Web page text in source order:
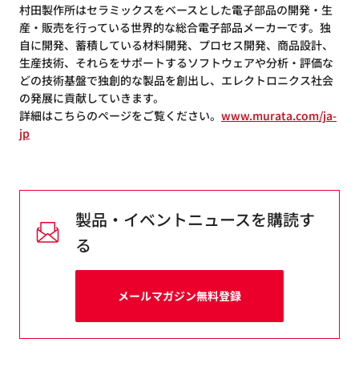
村田製作所はセラミックスをベースとした電子部品の開発・生
産・販売を行っている世界的な総合電子部品メーカーです。独
自に開発、蓄積している材料開発、プロセス開発、商品設計、
生産技術、それらをサポートするソフトウェアや分析・評価な
どの技術基盤で独創的な製品を創出し、エレクトロニクス社会
の発展に貢献していきます。
詳細はこちらのページをご覧ください。 www.murata.com/ja-
jp
製品・イベントニュースを購読す
る
メールマガジン無料登録